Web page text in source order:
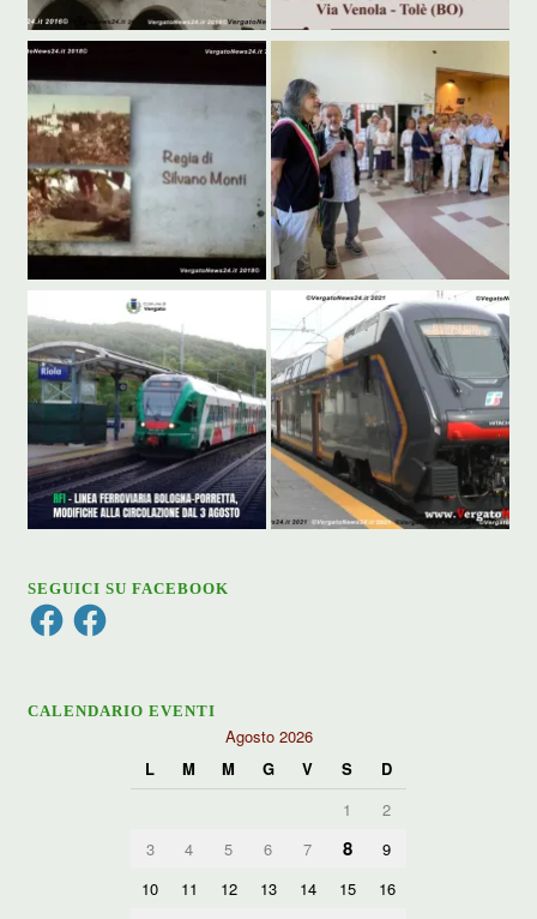
SEGUICI SU FACEBOOK
FacebookFacebook
CALENDARIO EVENTI
Agosto 2026
L
M M G V S
D
1
2
3
4 5 6 7 8
9
10
11 12 13 14 15
16